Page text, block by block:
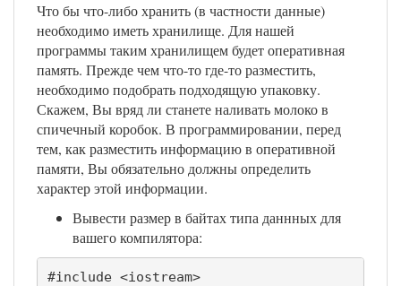
Что бы что-либо хранить (в частности данные)
необходимо иметь хранилище. Для нашей
программы таким хранилищем будет оперативная
память. Прежде чем что-то где-то разместить,
необходимо подобрать подходящую упаковку.
Скажем, Вы вряд ли станете наливать молоко в
спичечный коробок. В программировании, перед
тем, как разместить информацию в оперативной
памяти, Вы обязательно должны определить
характер этой информации.
Вывести размер в байтах типа даннных для
вашего компилятора:
#include <iostream>